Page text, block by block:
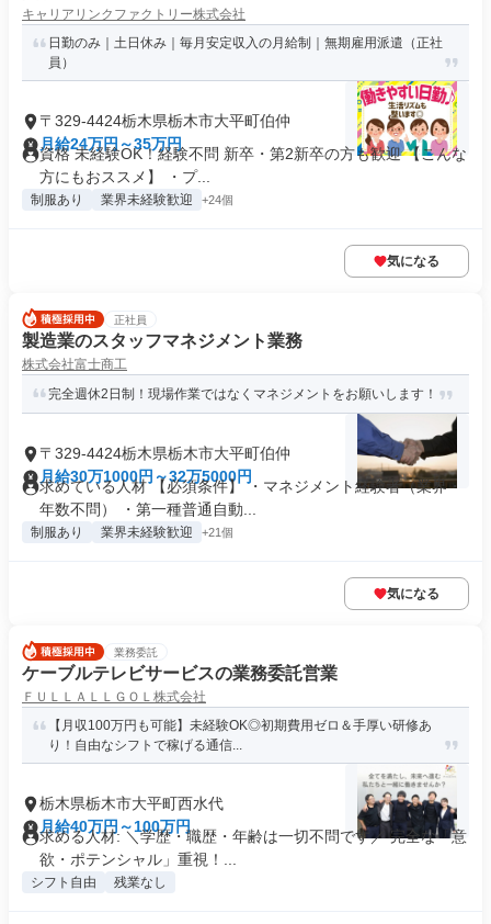
キャリアリンクファクトリー株式会社
日勤のみ｜土日休み｜毎月安定収入の月給制｜無期雇用派遣（正社
員）
〒329-4424栃木県栃木市大平町伯仲
月給24万円～35万円
資格 未経験OK！経験不問 新卒・第2新卒の方も歓迎 【こんな
方にもおススメ】 ・プ...
制服あり 業界未経験歓迎 +24個
気になる
正社員
製造業のスタッフマネジメント業務
株式会社富士商工
完全週休2日制！現場作業ではなくマネジメントをお願いします！
〒329-4424栃木県栃木市大平町伯仲
月給30万1000円～32万5000円
求めている人材 【必須条件】 ・マネジメント経験者（業界・
年数不問） ・第一種普通自動...
制服あり 業界未経験歓迎 +21個
気になる
業務委託
ケーブルテレビサービスの業務委託営業
ＦＵＬＬＡＬＬＧＯＬ株式会社
【月収100万円も可能】未経験OK◎初期費用ゼロ＆手厚い研修あ
り！自由なシフトで稼げる通信...
栃木県栃木市大平町西水代
月給40万円～100万円
求める人材: ＼学歴・職歴・年齢は一切不問です／ 完全な「意
欲・ポテンシャル」重視！...
シフト自由 残業なし